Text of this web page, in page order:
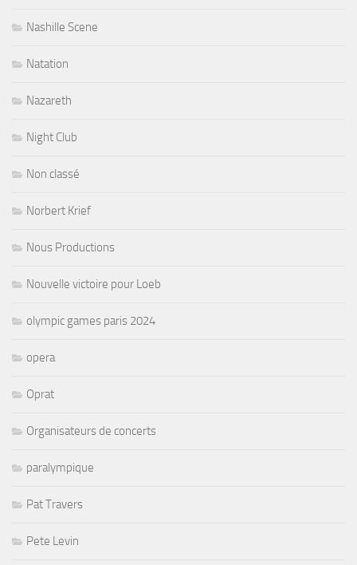
Nashille Scene
Natation
Nazareth
Night Club
Non classé
Norbert Krief
Nous Productions
Nouvelle victoire pour Loeb
olympic games paris 2024
opera
Oprat
Organisateurs de concerts
paralympique
Pat Travers
Pete Levin